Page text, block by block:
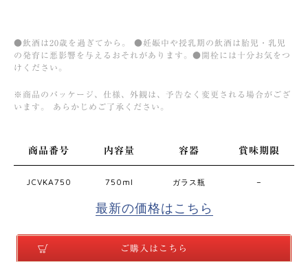
●飲酒は20歳を過ぎてから。 ●妊娠中や授乳期の飲酒は胎児・乳児
の発育に悪影響を与えるおそれがあります。●開栓には十分お気をつ
けください。
※商品のパッケージ、仕様、外観は、予告なく変更される場合がござ
います。 あらかじめご了承ください。
商品番号 内容量 容器 賞味期限
JCVKA750 750ml ガラス瓶 –
最新の価格はこちら
ご購入はこちら